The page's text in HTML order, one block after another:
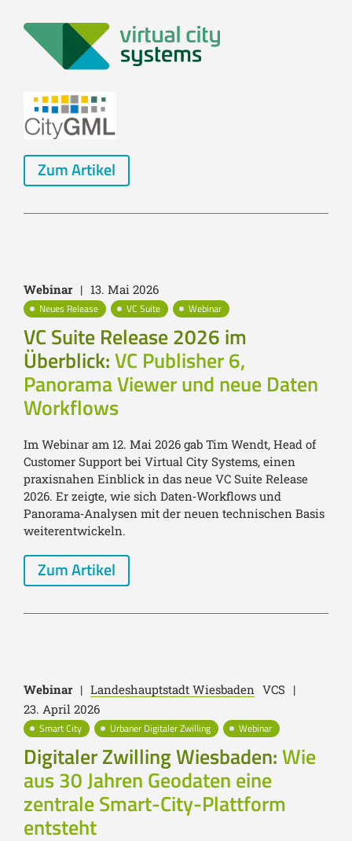
Zum Artikel
Webinar | 13. Mai 2026
Neues Release VC Suite Webinar
VC Suite Release 2026 im
Überblick:VC Publisher 6,
Panorama Viewer und neue Daten
Workflows
Im Webinar am 12. Mai 2026 gab Tim Wendt, Head of
Customer Support bei Virtual City Systems, einen
praxisnahen Einblick in das neue VC Suite Release
2026. Er zeigte, wie sich Daten‑Workflows und
Panorama‑Analysen mit der neuen technischen Basis
weiterentwickeln.
Zum Artikel
Webinar | Landeshauptstadt Wiesbaden VCS |
23. April 2026
Smart City Urbaner Digitaler Zwilling Webinar
Digitaler Zwilling Wiesbaden:Wie
aus 30 Jahren Geodaten eine
zentrale Smart-City-Plattform
entsteht